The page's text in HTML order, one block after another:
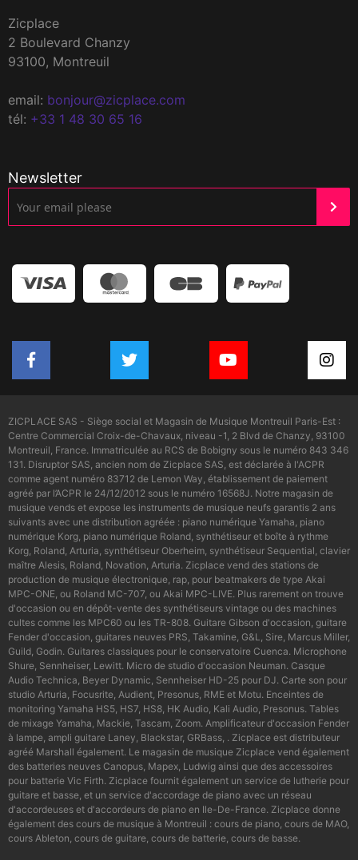
Zicplace
2 Boulevard Chanzy
93100, Montreuil
email: bonjour@zicplace.com
tél: +33 1 48 30 65 16
Newsletter
ZICPLACE SAS - Siège social et Magasin de Musique Montreuil Paris-Est :
Centre Commercial Croix-de-Chavaux, niveau -1, 2 Blvd de Chanzy, 93100
Montreuil, France. Immatriculée au RCS de Bobigny sous le numéro 843 346
131. Disruptor SAS, ancien nom de Zicplace SAS, est déclarée à l'ACPR
comme agent numéro 83712 de Lemon Way, établissement de paiement
agréé par l’ACPR le 24/12/2012 sous le numéro 16568J. Notre magasin de
musique vends et expose les instruments de musique neufs garantis 2 ans
suivants avec une distribution agréée : piano numérique Yamaha, piano
numérique Korg, piano numérique Roland, synthétiseur et boîte à rythme
Korg, Roland, Arturia, synthétiseur Oberheim, synthétiseur Sequential, clavier
maître Alesis, Roland, Novation, Arturia. Zicplace vend des stations de
production de musique électronique, rap, pour beatmakers de type Akai
MPC-ONE, ou Roland MC-707, ou Akai MPC-LIVE. Plus rarement on trouve
d'occasion ou en dépôt-vente des synthétiseurs vintage ou des machines
cultes comme les MPC60 ou les TR-808. Guitare Gibson d'occasion, guitare
Fender d'occasion, guitares neuves PRS, Takamine, G&L, Sire, Marcus Miller,
Guild, Godin. Guitares classiques pour le conservatoire Cuenca. Microphone
Shure, Sennheiser, Lewitt. Micro de studio d'occasion Neuman. Casque
Audio Technica, Beyer Dynamic, Sennheiser HD-25 pour DJ. Carte son pour
studio Arturia, Focusrite, Audient, Presonus, RME et Motu. Enceintes de
monitoring Yamaha HS5, HS7, HS8, HK Audio, Kali Audio, Presonus. Tables
de mixage Yamaha, Mackie, Tascam, Zoom. Amplificateur d'occasion Fender
à lampe, ampli guitare Laney, Blackstar, GRBass, . Zicplace est distributeur
agréé Marshall également. Le magasin de musique Zicplace vend également
des batteries neuves Canopus, Mapex, Ludwig ainsi que des accessoires
pour batterie Vic Firth. Zicplace fournit également un service de lutherie pour
guitare et basse, et un service d'accordage de piano avec un réseau
d'accordeuses et d'accordeurs de piano en Ile-De-France. Zicplace donne
également des cours de musique à Montreuil : cours de piano, cours de MAO,
cours Ableton, cours de guitare, cours de batterie, cours de basse.